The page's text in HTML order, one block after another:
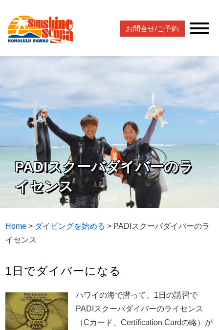
お問合せ/ご予約
PADIスクーバダイバーのラ
イセンス
Home > ダイビングを始める > PADIスクーバダイバーのラ
イセンス
1日でダイバーになる
ハワイの海で潜って、1日の講習で
PADIスクーバダイバーのライセンス
（Cカード、Certification Cardの略）が